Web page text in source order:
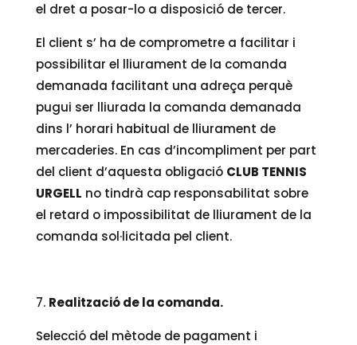
el dret a posar-lo a disposició de tercer.
El client s’ ha de comprometre a facilitar i
possibilitar el lliurament de la comanda
demanada facilitant una adreça perquè
pugui ser lliurada la comanda demanada
dins l’ horari habitual de lliurament de
mercaderies. En cas d’incompliment per part
del client d’aquesta obligació CLUB TENNIS
URGELL no tindrà cap responsabilitat sobre
el retard o impossibilitat de lliurament de la
comanda sol·licitada pel client.
Realització de la comanda.
Selecció del mètode de pagament i